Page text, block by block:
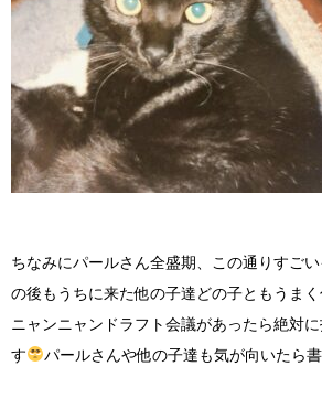
ちなみにパールさん全盛期、この通りすご
の後もうちに来た他の子達どの子ともうま
ニャンニャンドラフト会議があったら絶対
す
パールさんや他の子達も気が向いたら